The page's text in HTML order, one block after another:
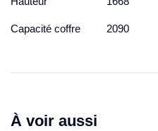
Capacité coffre 2090
À voir aussi